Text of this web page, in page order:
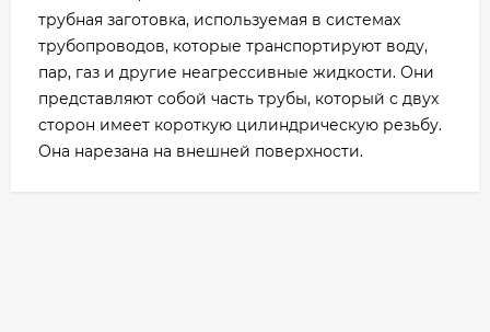
трубная заготовка, используемая в системах
трубопроводов, которые транспортируют воду,
пар, газ и другие неагрессивные жидкости. Они
представляют собой часть трубы, который с двух
сторон имеет короткую цилиндрическую резьбу.
Она нарезана на внешней поверхности.